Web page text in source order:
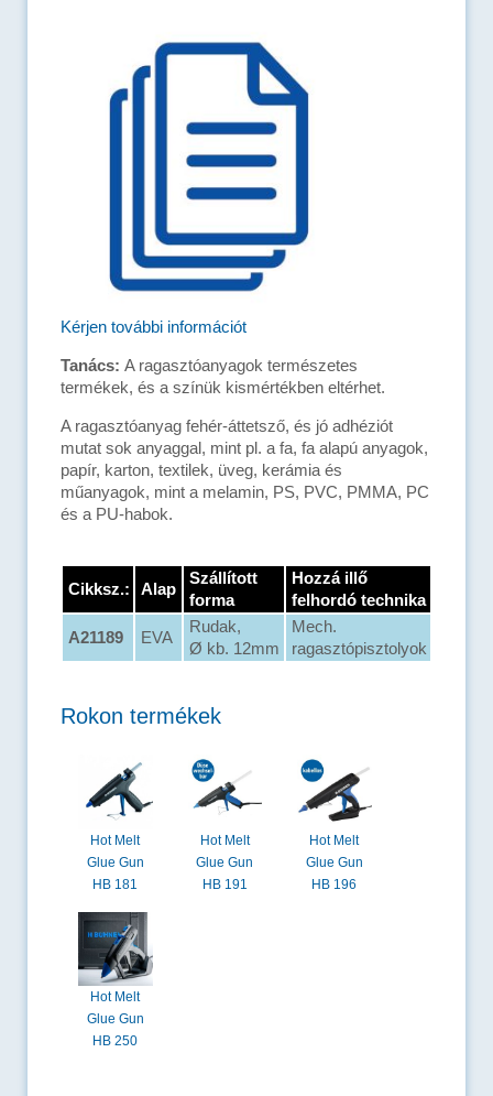
Kérjen további információt
Tanács: A ragasztóanyagok természetes
termékek, és a színük kismértékben eltérhet.
A ragasztóanyag fehér-áttetsző, és jó adhéziót
mutat sok anyaggal, mint pl. a fa, fa alapú anyagok,
papír, karton, textilek, üveg, kerámia és
műanyagok, mint a melamin, PS, PVC, PMMA, PC
és a PU-habok.
Cikksz.: Alap
Szállított
forma
Hozzá illő
felhordó technika
A21189
EVA
Rudak,
Ø kb. 12mm
Mech.
ragasztópisztolyok
Rokon termékek
Hot Melt
Glue Gun
HB 181
Hot Melt
Glue Gun
HB 191
Hot Melt
Glue Gun
HB 196
Hot Melt
Glue Gun
HB 250